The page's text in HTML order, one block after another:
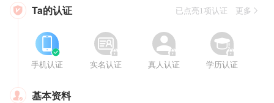
 Ta的认证 已点亮1项认证 更多

手机认证


实名认证


真人认证


学历认证
 基本资料